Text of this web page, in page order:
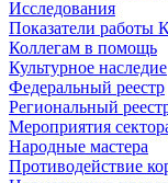
Исследования
Показатели работы
Коллегам в помощь
Культурное наследие
Федеральный реестр
Региональный
Мероприятия
Народные мастера
Противодействие